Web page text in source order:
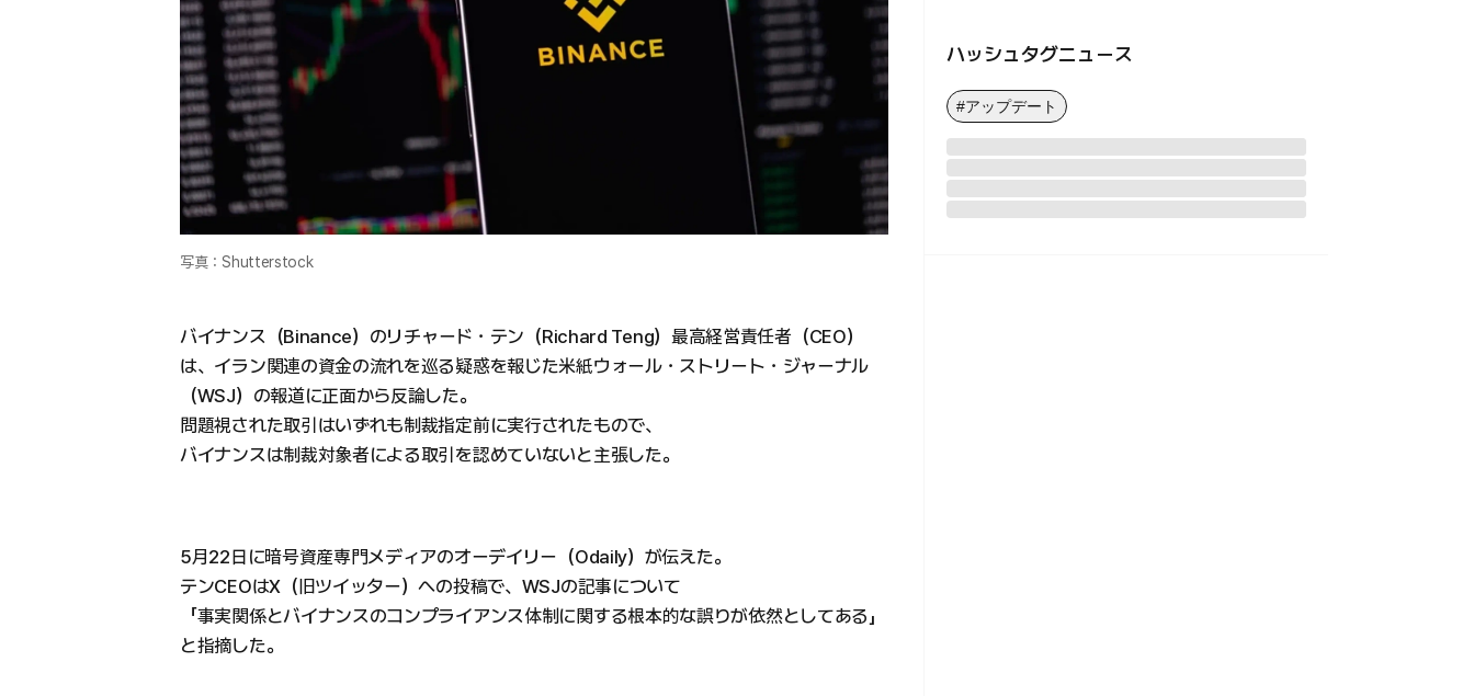
写真：Shutterstock
バイナンス（Binance）のリチャード・テン（Richard Teng）最高経営責任者（CEO）
は、イラン関連の資金の流れを巡る疑惑を報じた米紙ウォール・ストリート・ジャーナル
（WSJ）の報道に正面から反論した。
問題視された取引はいずれも制裁指定前に実行されたもので、
バイナンスは制裁対象者による取引を認めていないと主張した。
5月22日に暗号資産専門メディアのオーデイリー（Odaily）が伝えた。
テンCEOはX（旧ツイッター）への投稿で、WSJの記事について
「事実関係とバイナンスのコンプライアンス体制に関する根本的な誤りが依然としてある」
と指摘した。
ハッシュタグニュース
#アップデート